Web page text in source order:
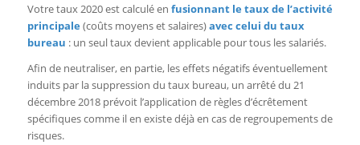
Votre taux 2020 est calculé en fusionnant le taux de l’activité
principale (coûts moyens et salaires)avec celui du taux
bureau : un seul taux devient applicable pour tous les salariés.
Afin de neutraliser, en partie, les effets négatifs éventuellement
induits par la suppression du taux bureau, un arrêté du 21
décembre 2018 prévoit l’application de règles d’écrêtement
spécifiques comme il en existe déjà en cas de regroupements de
risques.